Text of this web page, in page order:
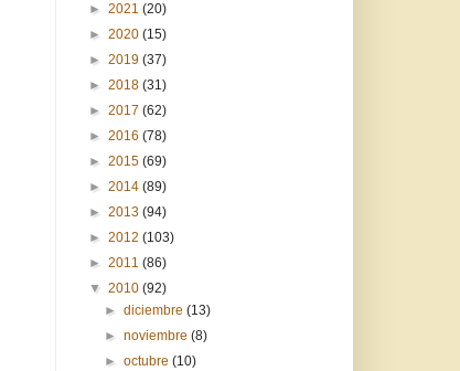
► 2021 (20)
► 2020 (15)
► 2019 (37)
► 2018 (31)
► 2017 (62)
► 2016 (78)
► 2015 (69)
► 2014 (89)
► 2013 (94)
► 2012 (103)
► 2011 (86)
▼ 2010 (92)
►diciembre(13)
►noviembre(8)
►octubre(10)